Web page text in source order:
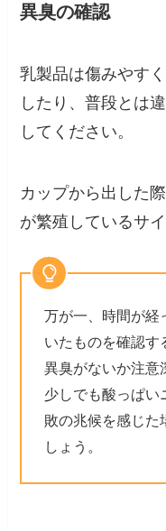
異臭の確認
乳製品は傷みやす
したり、普段とは
してください。
カップから出した
が繁殖しているサ
万が一、時間が経
いたものを確認す
異臭がないか注意
少しでも酸っぱい
敗の兆候を感じた
しょう。